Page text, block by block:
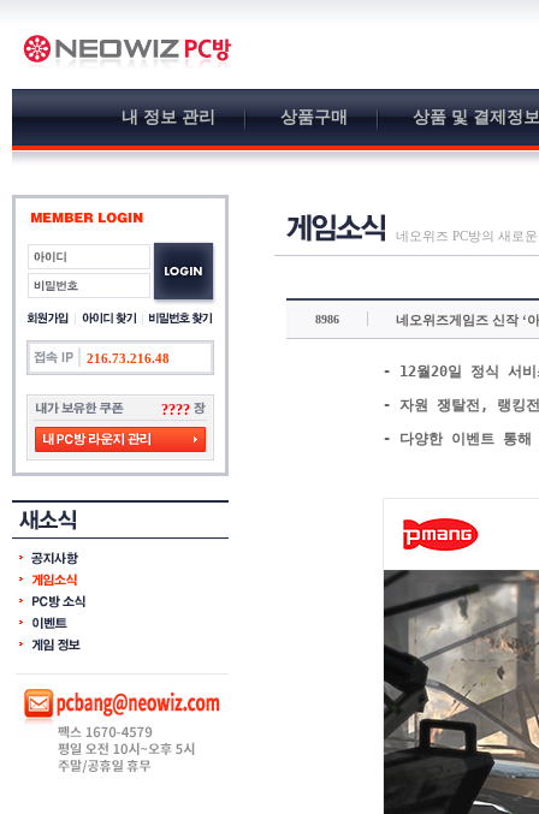
내 정보 관리 상품구매 상품 및 결제정보
216.73.216.48
????
네오위즈 PC방의 새로
8986 네오위즈게임즈 신작 ‘
- 12월20일 정식 서비
- 자원 쟁탈전, 랭킹
- 다양한 이벤트 통해